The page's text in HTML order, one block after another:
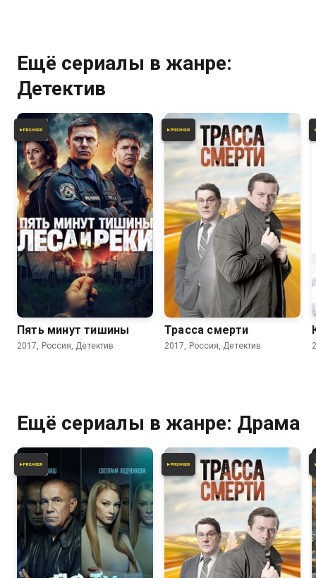
Ещё сериалы в жанре:
Детектив
Пять минут тишины
2017, Россия, Детектив
7.3 6.0
Трасса смерти
2017, Россия, Детектив
Ещё сериалы в жанре: Драма